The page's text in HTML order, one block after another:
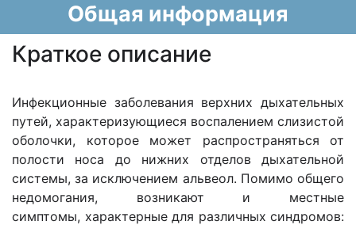
Общая информация
Краткое описание
Инфекционные заболевания верхних дыхательных
путей, характеризующиеся воспалением слизистой
оболочки, которое может распространяться от
полости носа до нижних отделов дыхательной
системы, за исключением альвеол. Помимо общего
недомогания, возникают и местные
симптомы, характерные для различных синдромов: